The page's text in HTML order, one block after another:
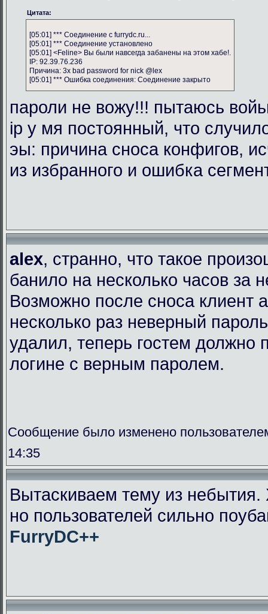
Цитата:
[05:01] *** Соединение с furrydc.ru...
[05:01] *** Соединение установлено
[05:01] <Feline> Вы были навсегда забанены на этом хабе!.
IP: 92.39.76.236
Причина: 3x bad password for nick @lex
[05:01] *** Ошибка соединения: Соединение закрыто
пароли не вожу!!! пытаюсь
ip у мя постоянный, что
эы: причина сноса конфигов,
из избранного и ошибка
alex, странно, что такое
банило на несколько часов за
Возможно после сноса клиент
несколько раз неверный
удалил, теперь гостем должно
логине с верным паролем.
Сообщение было изменено
14:35
Вытаскиваем тему из
но пользователей сильно
FurryDC++